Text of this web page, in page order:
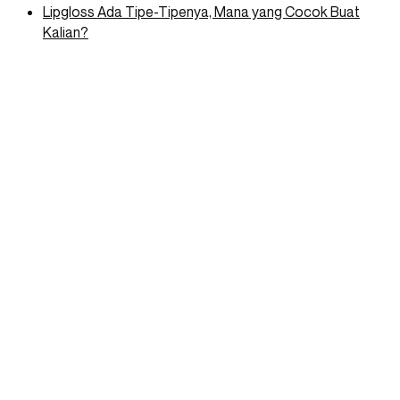
Lipgloss Ada Tipe-Tipenya, Mana yang Cocok Buat
Kalian?